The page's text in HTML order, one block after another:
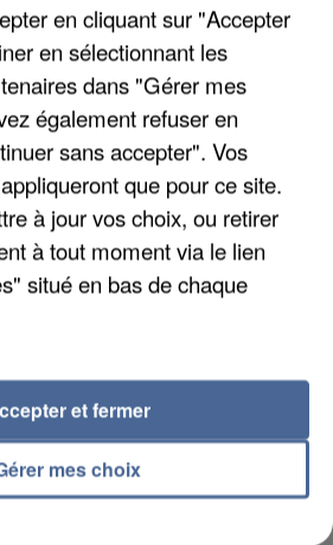
SONT...
SUPPOSÉS DE LA DZ
EN ALGÉRIE
en cliquant sur "Accepter
en sélectionnant les
dans "Gérer mes
également refuser en
sans accepter". Vos
que pour ce site.
à jour vos choix, ou retirer
à tout moment via le lien
situé en bas de chaque
mes choix
et fermer